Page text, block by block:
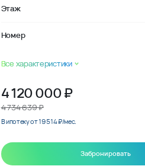
Этаж
Номер
Все характеристики
4 120 000₽
4 734 639 ₽
В ипотеку от 19 514 ₽/мес.
Забронировать